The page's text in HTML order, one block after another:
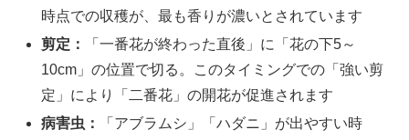
時点での収穫が、最も香りが濃いとされています
剪定：
「一番花が終わった直後」に「花の下5～
10cm」の位置で切る。このタイミングでの「強い剪
定」により「二番花」の開花が促進されます
病害虫：
「アブラムシ」「ハダニ」が出やすい時